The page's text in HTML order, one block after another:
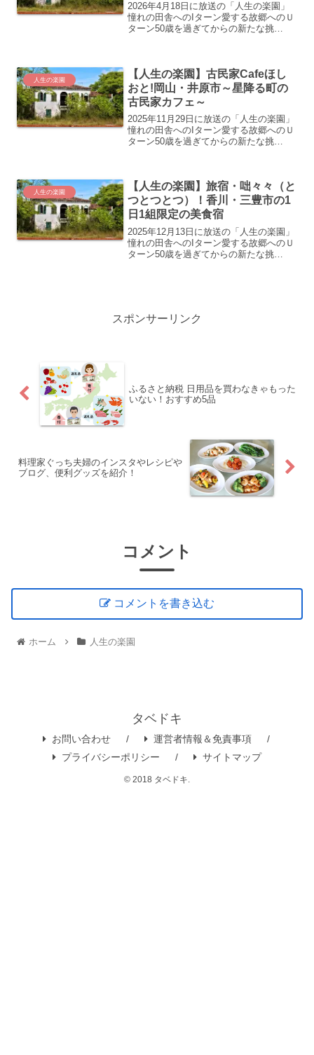
2026年4月18日に放送の「人生の楽園」
憧れの田舎へのIターン愛する故郷へのＵ
ターン50歳を過ぎてからの新たな挑
べ物などと共に紹...
人生の楽園
【人生の楽園】古民家Cafeほし
おと!岡山・井原市～星降る町の
古民家カフェ～
2025年11月29日に放送の「人生の楽園」
憧れの田舎へのIターン愛する故郷へのＵ
ターン50歳を過ぎてからの新たな挑
べ物などと共に...
人生の楽園
【人生の楽園】旅宿・咄々々（と
つとつとつ）！香川・三豊市の1
日1組限定の美食宿
2025年12月13日に放送の「人生の楽園」
憧れの田舎へのIターン愛する故郷へのＵ
ターン50歳を過ぎてからの新たな挑
スポンサーリンク
ふるさと納税 日用品を買わなきゃもった
いない！おすすめ5品
料理家ぐっち夫婦のインスタやレシピや
ブログ、便利グッズを紹介！
コメント
コメントを書き込む
ホーム 人生の楽園
タベドキ
お問い合わせ
運営者情報＆免責事項
プライバシーポリシー
サイトマップ
© 2018 タベドキ.